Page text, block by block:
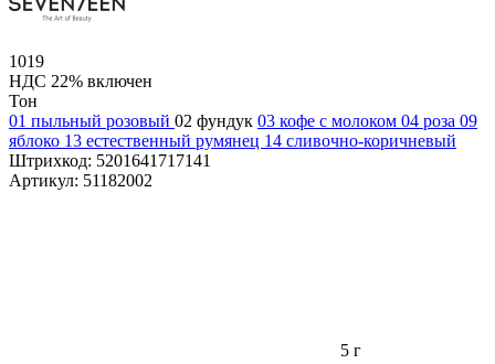
1019
НДС 22% включен
Тон
01 пыльный розовый 02 фундук 03 кофе с молоком 04 роза 09
яблоко 13 естественный румянец 14 сливочно-коричневый
Штрихкод: 5201641717141
Артикул: 51182002
5 г